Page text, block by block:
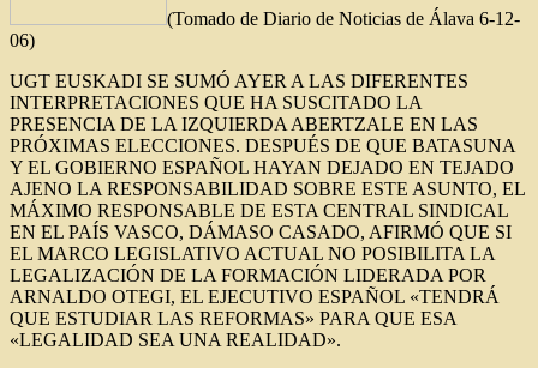
(Tomado de Diario de Noticias de Álava 6-12-
06)
UGT EUSKADI SE SUMÓ AYER A LAS DIFERENTES
INTERPRETACIONES QUE HA SUSCITADO LA
PRESENCIA DE LA IZQUIERDA ABERTZALE EN LAS
PRÓXIMAS ELECCIONES. DESPUÉS DE QUE BATASUNA
Y EL GOBIERNO ESPAÑOL HAYAN DEJADO EN TEJADO
AJENO LA RESPONSABILIDAD SOBRE ESTE ASUNTO, EL
MÁXIMO RESPONSABLE DE ESTA CENTRAL SINDICAL
EN EL PAÍS VASCO, DÁMASO CASADO, AFIRMÓ QUE SI
EL MARCO LEGISLATIVO ACTUAL NO POSIBILITA LA
LEGALIZACIÓN DE LA FORMACIÓN LIDERADA POR
ARNALDO OTEGI, EL EJECUTIVO ESPAÑOL «TENDRÁ
QUE ESTUDIAR LAS REFORMAS» PARA QUE ESA
«LEGALIDAD SEA UNA REALIDAD».